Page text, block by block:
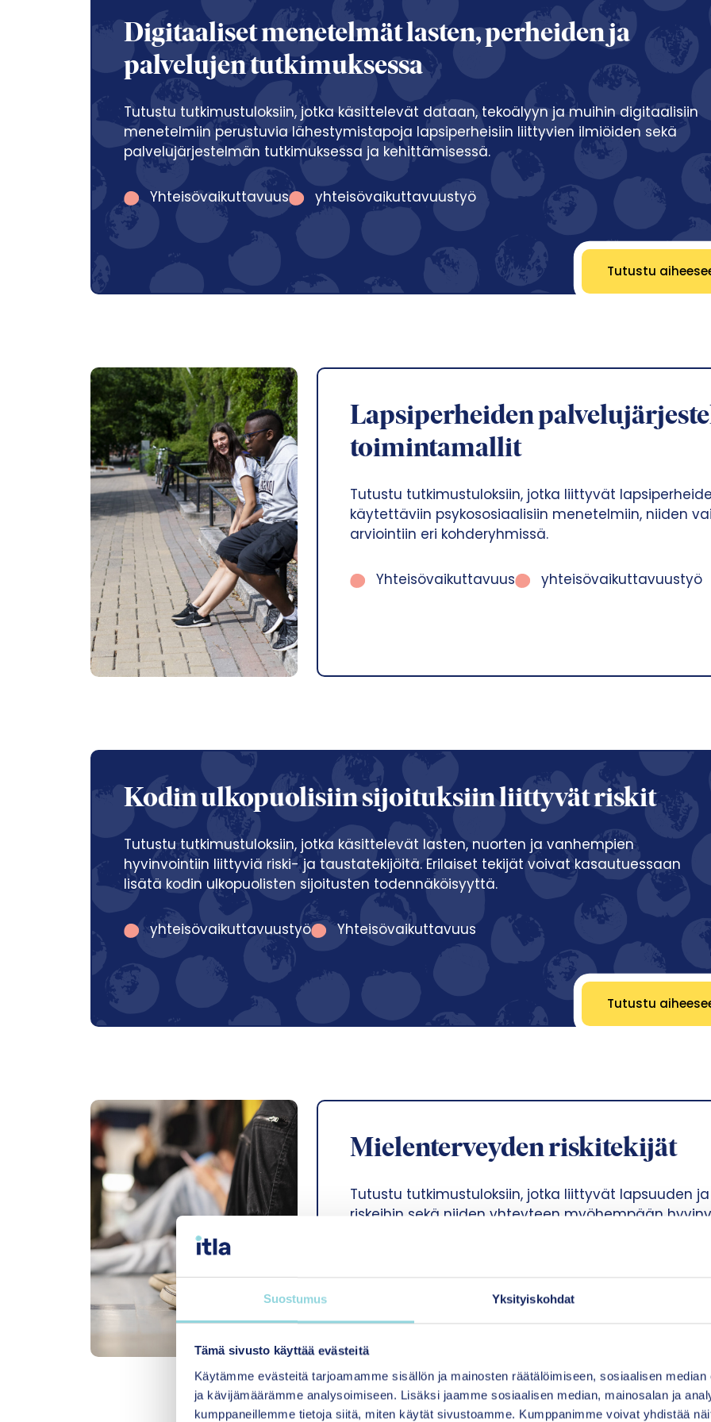
Suostumus Yksityiskohdat
Tämä sivusto käyttää evästeitä
Käytämme evästeitä tarjoamamme sisällön ja mainosten räätälöimiseen, sosiaalisen
ja kävijämäärämme analysoimiseen. Lisäksi jaamme sosiaalisen median, mainosalan ja
kumppaneillemme tietoja siitä, miten käytät sivustoamme. Kumppanimme voivat yhdistää
Digitaaliset menetelmät lasten, perheiden ja
palvelujen tutkimuksessa
Tutustu tutkimustuloksiin, jotka käsittelevät dataan, tekoälyyn ja muihin digitaalisiin
menetelmiin perustuvia lähestymistapoja lapsiperheisiin liittyvien ilmiöiden sekä
palvelujärjestelmän tutkimuksessa ja kehittämisessä.
Yhteisövaikuttavuus yhteisövaikuttavuustyö
Tutustu
Lapsiperheiden
toimintamallit
Tutustu tutkimustuloksiin, jotka liittyvät
käytettäviin psykososiaalisiin menetelmiin, niiden
arviointiin eri kohderyhmissä.
Yhteisövaikuttavuus yhteisövaikuttavuustyö
Kodin ulkopuolisiin sijoituksiin liittyvät riskit
Tutustu tutkimustuloksiin, jotka käsittelevät lasten, nuorten ja vanhempien
hyvinvointiin liittyviä riski- ja taustatekijöitä. Erilaiset tekijät voivat kasautuessaan
lisätä kodin ulkopuolisten sijoitusten todennäköisyyttä.
yhteisövaikuttavuustyö Yhteisövaikuttavuus
Tutustu
Mielenterveyden riskitekijät
Tutustu tutkimustuloksiin, jotka liittyvät lapsuuden
riskeihin sekä niiden yhteyteen myöhempään